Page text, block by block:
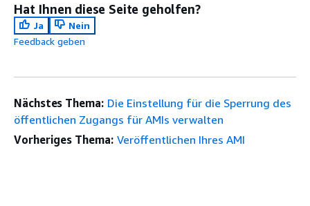
Hat Ihnen diese Seite geholfen?
Ja
Nein
Feedback geben
Nächstes Thema: Die Einstellung für die Sperrung des
öffentlichen Zugangs für AMIs verwalten
Vorheriges Thema: Veröffentlichen Ihres AMI